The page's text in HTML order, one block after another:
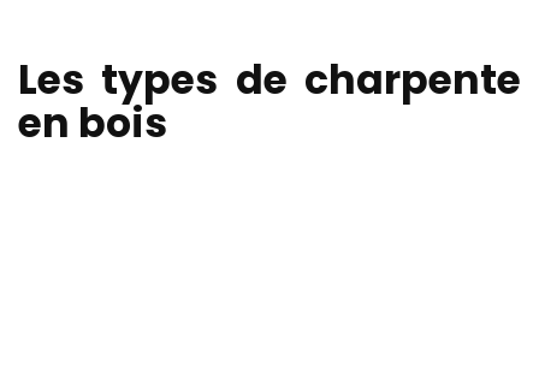
Les types de charpente
en bois